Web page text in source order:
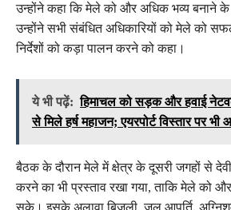
उन्होंने कहा कि मेले को और अधिक भव्य बनाने के
उन्होंने सभी संबंधित अधिकारियों को मेले को
निर्देशों को कड़ा पालन करने को कहा।
ये भी पढ़ें: हिमाचल को सड़क और हवाई
से मिले हर्ष महाजन; एयरपोर्ट विस्तार पर
बैठक के दौरान मेले में क्षेत्र के दूसरी जगहों से
करने का भी प्रस्ताव रखा गया, ताकि मेले को
सके। इसके अलावा बिजली, जल आपूर्ति,